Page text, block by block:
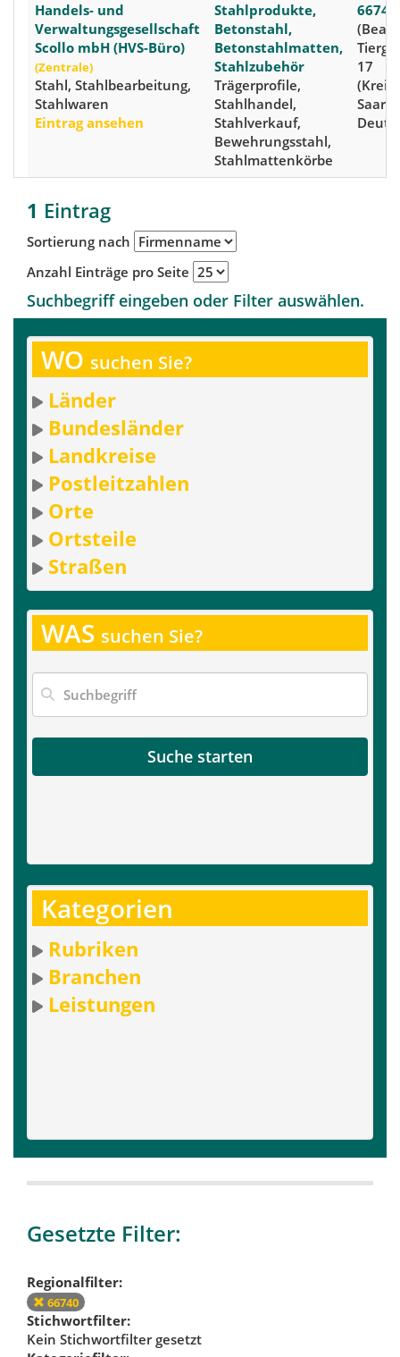
Handels- und
Verwaltungsgesellschaft
Scollo mbH (HVS-Büro)
(Zentrale)
Stahl, Stahlbearbeitung,
Stahlwaren
Eintrag ansehen
Stahlprodukte,
Betonstahl,
Betonstahlmatten,
Stahlzubehör
Trägerprofile,
Stahlhandel,
Stahlverkauf,
Bewehrungsstahl,
Stahlmattenkörbe
17
1 Eintrag
Sortierung nach
Anzahl Einträge pro Seite
Suchbegriff eingeben oder Filter auswählen.
WO suchen Sie?
Länder
Bundesländer
Landkreise
Postleitzahlen
Orte
Ortsteile
Straßen
WAS suchen Sie?
Suche starten
Kategorien
Rubriken
Branchen
Leistungen
Gesetzte Filter:
Regionalfilter:
66740
Stichwortfilter:
Kein Stichwortfilter gesetzt